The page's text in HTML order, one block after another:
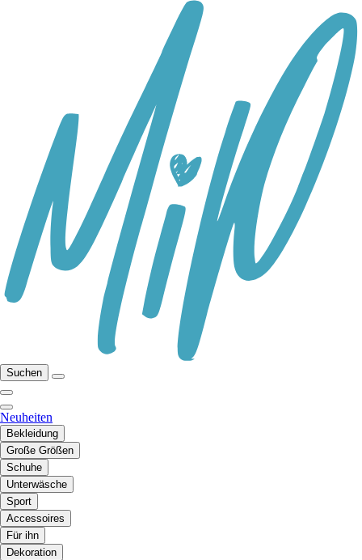
Suchen
Neuheiten
Bekleidung
Große Größen
Schuhe
Unterwäsche
Sport
Accessoires
Für ihn
Dekoration